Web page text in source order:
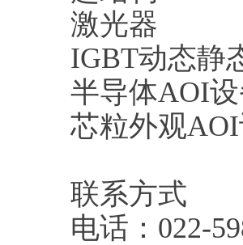
激光器
IGBT动态静
半导体AOI
芯粒外观
联系方式
电话：022-